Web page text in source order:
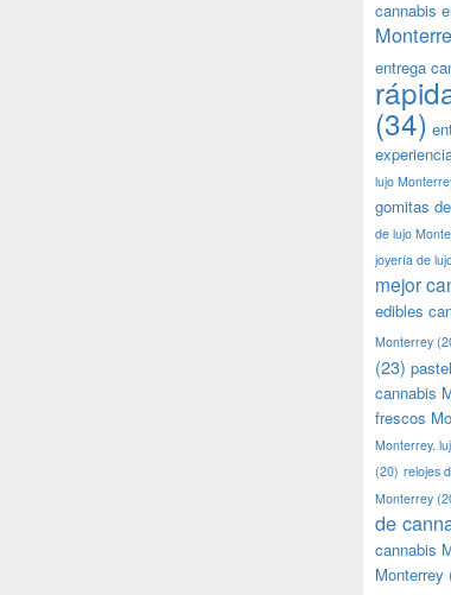
cannabis
entrega
(34)
lujo
gomitas
de lujo
joyería de
mejor
edibles
Monterrey
(23)
cannabis
frescos
Monterrey.
(20) relojes
Monterrey
de
cannabis
Monterrey